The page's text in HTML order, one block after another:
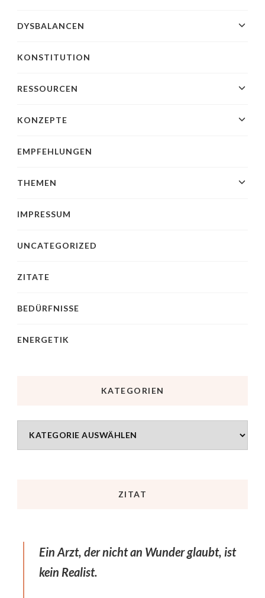
DYSBALANCEN
KONSTITUTION
RESSOURCEN
KONZEPTE
EMPFEHLUNGEN
THEMEN
IMPRESSUM
UNCATEGORIZED
ZITATE
BEDÜRFNISSE
ENERGETIK
KATEGORIEN
ZITAT
Ein Arzt, der nicht an Wunder glaubt, ist
kein Realist.